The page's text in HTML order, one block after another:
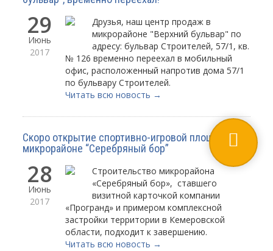
29
Июнь
2017
Друзья, наш центр продаж в
микрорайоне "Верхний бульвар" по
адресу: бульвар Строителей, 57/1, кв.
№ 126 временно переехал в мобильный
офис, расположенный напротив дома 57/1
по бульвару Строителей.
Читать всю новость →
Скоро открытие спортивно-игровой площадки в
микрорайоне “Серебряный бор”
28
Июнь
2017
Строительство микрорайона
«Серебряный бор», ставшего
визитной карточкой компании
«Програнд» и примером комплексной
застройки территории в Кемеровской
области, подходит к завершению.
Читать всю новость →